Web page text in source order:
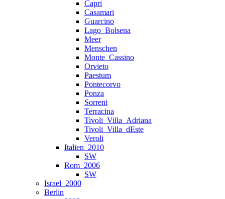
Capri
Casamari
Guarcino
Lago_Bolsena
Meer
Menschen
Monte_Cassino
Orvieto
Paestum
Pontecorvo
Ponza
Sorrent
Terracina
Tivoli_Villa_Adriana
Tivoli_Villa_dEste
Veroli
Italien_2010
SW
Rom_2006
SW
Israel_2000
Berlin